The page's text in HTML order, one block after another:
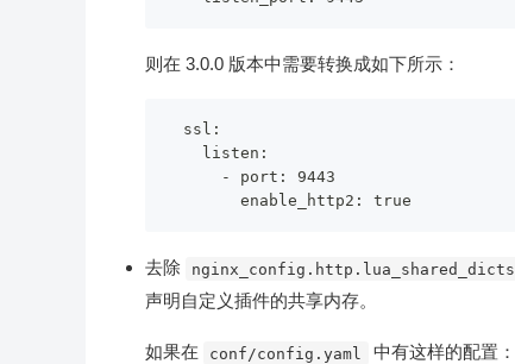
则在 3.0.0 版本中需要转换成如下所示：
  ssl:
    listen:
      - port: 9443
去除 nginx_config.http.lua_shared_dicts
声明自定义插件的共享内存。
如果在 conf/config.yaml 中有这样的配置：